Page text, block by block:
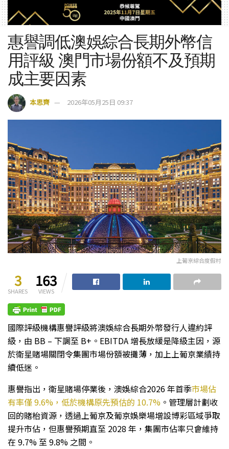
惠譽調低澳娛綜合長期外幣信
用評級 澳門市場份額不及預期
成主要因素
本思齊 2026年05月25日 09:37
上葡京綜合度假村
3
SHARES
163
VIEWS
國際評級機構惠譽評級將澳娛綜合長期外幣發行人違約評
級，由 BB – 下調至 B+。EBITDA 增長放緩是降級主因，源
於衛星賭場關閉令集團市場份額被攤薄，加上上葡京業績持
續低迷。
惠譽指出，衛星賭場停業後，澳娛綜合2026 年首季市場佔
有率僅 9.6%，低於機構原先預估的 10.7% 。管理層計劃收
回的賭枱資源，透過上葡京及葡京娛樂場增設博彩區域爭取
提升市佔，但惠譽預期直至 2028 年，集團市佔率只會維持
在 9.7% 至 9.8% 之間。